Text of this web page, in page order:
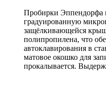
Пробирки Эппендорфа
градуированную
защёлкивающейся
полипропилена, что
автоклавирования в
матовое окошко для
прокалывается.